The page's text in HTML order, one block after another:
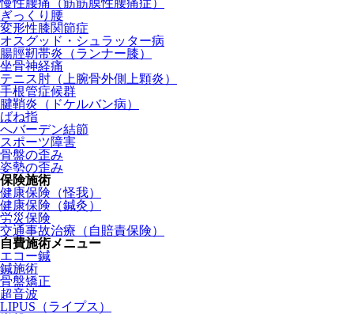
慢性腰痛（筋筋膜性腰痛症）
ぎっくり腰
変形性膝関節症
オスグッド・シュラッター病
腸脛靭帯炎（ランナー膝）
坐骨神経痛
テニス肘（上腕骨外側上顆炎）
手根管症候群
腱鞘炎（ドケルバン病）
ばね指
へバーデン結節
スポーツ障害
骨盤の歪み
姿勢の歪み
保険施術
健康保険（怪我）
健康保険（鍼灸）
労災保険
交通事故治療（自賠責保険）
自費施術メニュー
エコー鍼
鍼施術
骨盤矯正
超音波
LIPUS（ライプス）